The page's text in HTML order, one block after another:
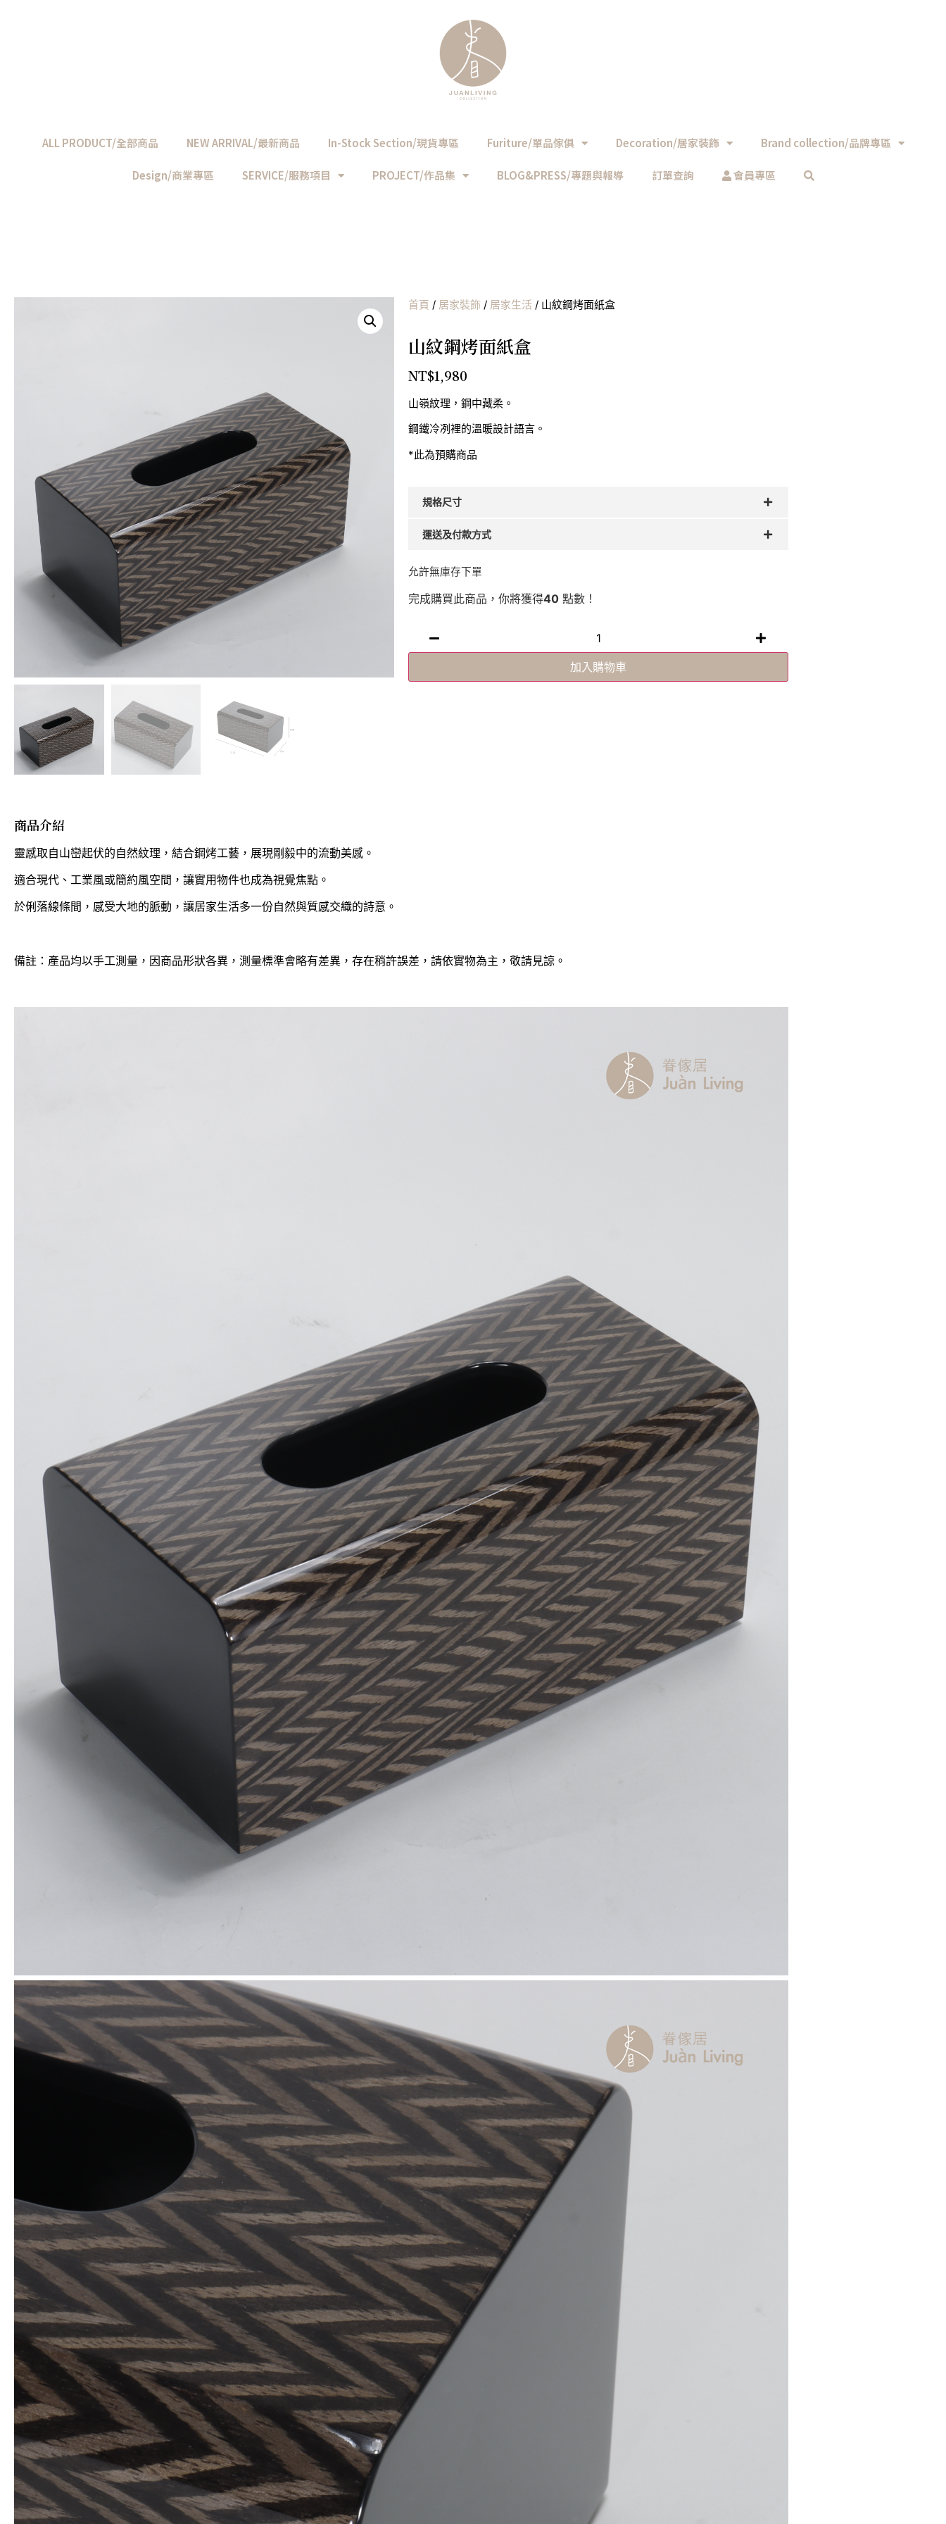
ALL PRODUCT/全部商品 NEW ARRIVAL/最新商品 In-Stock Section/現貨專區 Furiture/單品傢俱 Decoration/居家裝飾 Brand collection/品牌專區
Design/商業專區 SERVICE/服務項目 PROJECT/作品集 BLOG&PRESS/專題與報導 訂單查詢 會員專區
首頁 / 居家裝飾 / 居家生活 / 山紋鋼烤面紙盒
山紋鋼烤面紙盒
NT$1,980
山嶺紋理，鋼中藏柔。
鋼鐵冷冽裡的溫暖設計語言。
*此為預購商品
規格尺寸
運送及付款方式
允許無庫存下單
完成購買此商品，你將獲得40 點數！
加入購物車
商品介紹
靈感取自山巒起伏的自然紋理，結合鋼烤工藝，展現剛毅中的流動美感。
適合現代、工業風或簡約風空間，讓實用物件也成為視覺焦點。
於俐落線條間，感受大地的脈動，讓居家生活多一份自然與質感交織的詩意。
備註：產品均以手工測量，因商品形狀各異，測量標準會略有差異，存在稍許誤差，請依實物為主，敬請見諒。